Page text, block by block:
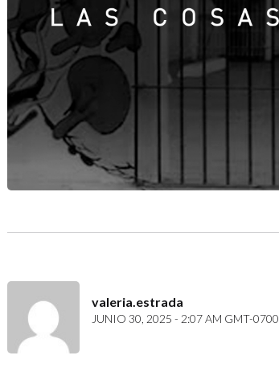
valeria.estrada
JUNIO 30, 2025 - 2:07 AM GMT-0700